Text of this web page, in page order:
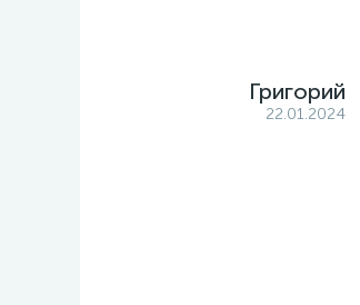
Григорий
22.01.2024